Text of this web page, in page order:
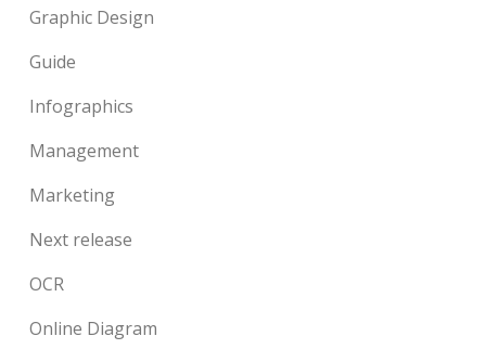
Graphic Design
Guide
Infographics
Management
Marketing
Next release
OCR
Online Diagram